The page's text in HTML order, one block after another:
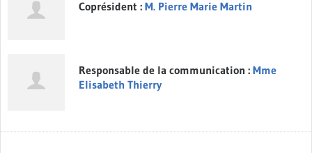
Coprésident : M. Pierre Marie Martin
Responsable de la communication : Mme
Elisabeth Thierry